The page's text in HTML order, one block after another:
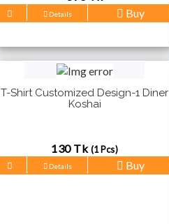
Details Buy
T-Shirt Customized Design-1 Diner
Koshai
130 Tk(1 Pcs)
Details Buy